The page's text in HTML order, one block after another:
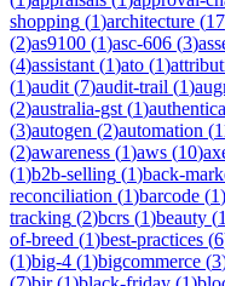
shopping (1)architecture (17
(2)as9100 (1)asc-606 (3)
(4)assistant (1)ato (1)
(1)audit (7)audit-trail (1)
(2)australia-gst (1)
(3)autogen (2)automation (
(2)awareness (1)aws (10)
(1)b2b-selling (1)back-
reconciliation (1)barcode (1)
tracking (2)bcrs (1)beauty (1
of-breed (1)best-practices (6
(1)big-4 (1)bigcommerce (3